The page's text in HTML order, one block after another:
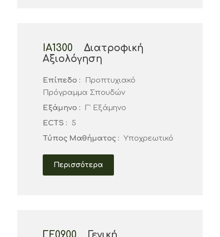
ΙΑ1300
Διατροφική
Αξιολόγηση
Επίπεδο :
Προπτυχιακό
Πρόγραμμα Σπουδών
Εξάμηνο :
Γ' Εξάμηνο
ECTS :
5
Τύπος Μαθήματος : Υποχρεωτικό
Περισσότερα
ΓΕ0900 Γενική